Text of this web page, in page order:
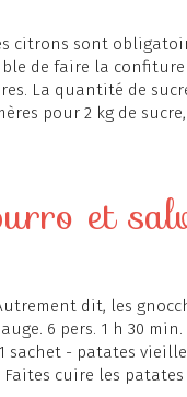
citrons sont
de faire la
La quantité de
pour 2 kg de sucre,
et
dit, les
6 pers. 1 h 30
sachet - patates
cuire les patates